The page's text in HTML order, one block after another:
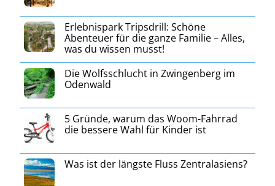
Erlebnispark Tripsdrill: Schöne
Abenteuer für die ganze Familie – Alles,
was du wissen musst!
Die Wolfsschlucht in Zwingenberg im
Odenwald
5 Gründe, warum das Woom-Fahrrad
die bessere Wahl für Kinder ist
Was ist der längste Fluss Zentralasiens?